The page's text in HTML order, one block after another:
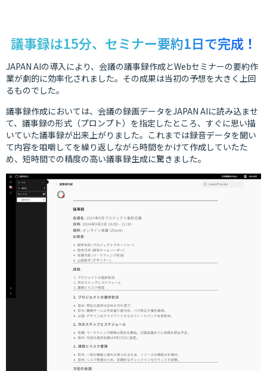
議事録は15分、セミナー要約1日で完成！
JAPAN AIの導入により、会議の議事録作成とWebセミナーの要約作
業が劇的に効率化されました。その成果は当初の予想を大きく上回
るものでした。
議事録作成においては、会議の録画データをJAPAN AIに読み込ませ
て、議事録の形式（プロンプト）を指定したところ、すぐに思い描
いていた議事録が出来上がりました。これまでは録音データを聞い
て内容を咀嚼してを繰り返しながら時間をかけて作成していたた
め、短時間での精度の高い議事録生成に驚きました。